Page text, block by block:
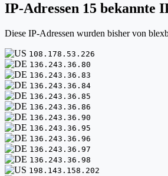
IP-Adressen 15 bekannte
Diese IP-Adressen wurden bisher von
108.178.53.226
136.243.36.80
136.243.36.83
136.243.36.84
136.243.36.85
136.243.36.86
136.243.36.90
136.243.36.95
136.243.36.96
136.243.36.97
136.243.36.98
198.143.158.202